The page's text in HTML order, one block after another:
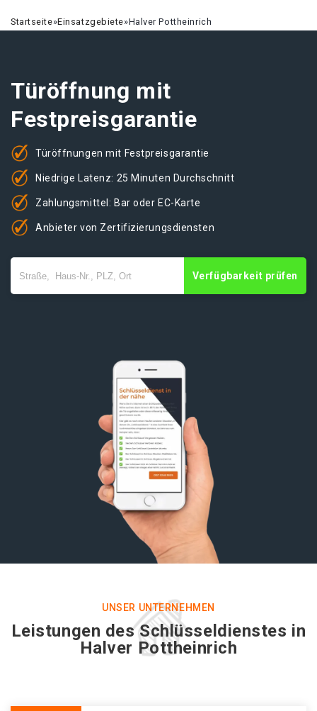
Startseite»Einsatzgebiete»Halver Pottheinrich
Türöffnung mit
Festpreisgarantie
Türöffnungen mit Festpreisgarantie
Niedrige Latenz: 25 Minuten Durchschnitt
Zahlungsmittel: Bar oder EC-Karte
Anbieter von Zertifizierungsdiensten
Verfügbarkeit prüfen
UNSER UNTERNEHMEN
Leistungen des Schlüsseldienstes in
Halver Pottheinrich